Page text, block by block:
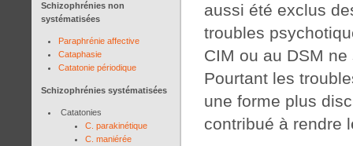
Schizophrénies non
systématisées
Paraphrénie affective
Cataphasie
Catatonie périodique
Schizophrénies systématisées
Catatonies
C. parakinétique
C. maniérée
aussi été exclus
troubles
CIM ou au DSM
Pourtant les
une forme plus
contribué à rendre